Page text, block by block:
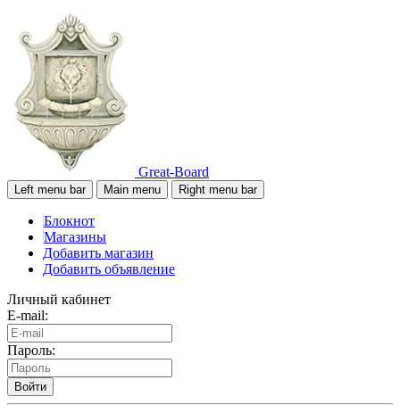
Great-Board
Left menu bar Main menu Right menu bar
Блокнот
Магазины
Добавить магазин
Добавить объявление
Личный кабинет
E-mail:
Пароль:
Войти